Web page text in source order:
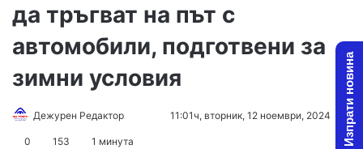
да тръгват на път с
автомобили, подготвени за
зимни условия
Дежурен Редактор
Send11:01ч, вторник, 12 ноември, 2024
0 153 1 минута Изпрати новина